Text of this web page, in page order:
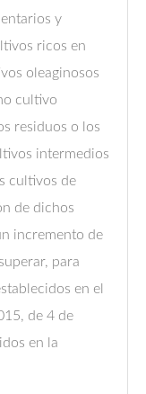
y
ricos en
oleaginosos
cultivo
residuos o los
intermedios
cultivos de
de dichos
incremento de
para
en el
de 4 de
en la